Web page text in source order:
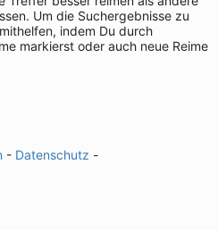
Um die Suchergebnisse zu
indem Du durch
markierst oder auch neue Reime
- Datenschutz -